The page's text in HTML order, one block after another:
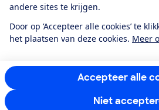
andere sites te krijgen.
Door op ‘Accepteer alle cookies’ te
het plaatsen van deze cookies. Meer
Accepteer alle
Niet
RSS-feed nieuws
Facebook
Twitter
12.901consumentenbeoordelen de